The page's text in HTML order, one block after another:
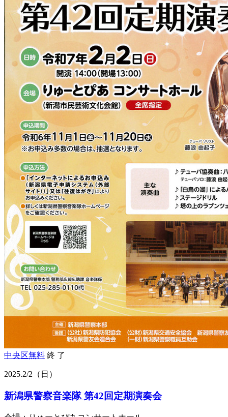
中央区無料 終 了
2025.2/2 （日）
新潟県警察音楽隊 第42回定期演奏会